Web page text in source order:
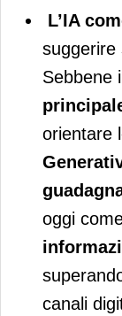
L’IA
suggerire
Sebbene i
orientare
oggi
canali